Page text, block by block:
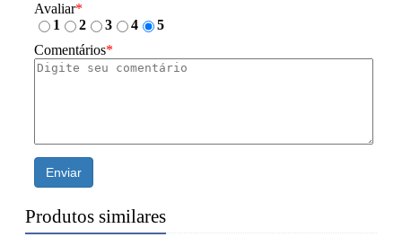
Avaliar*
1
2 3 4
5
Comentários*
Enviar
Produtos similares